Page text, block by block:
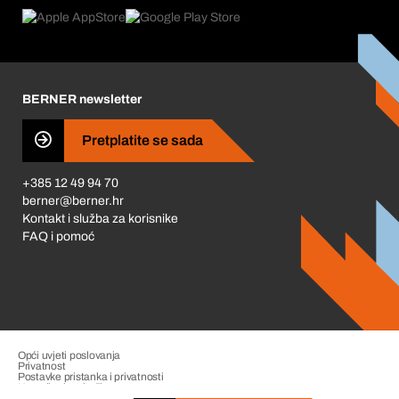
Što nas pokreće
Business Conduct
BERNER newsletter
Pretplatite se sada
+385 12 49 94 70
berner@berner.hr
Kontakt i služba za korisnike
FAQ i pomoć
Opći uvjeti poslovanja
Privatnost
Postavke pristanka i privatnosti
Upravljanje pritužbama